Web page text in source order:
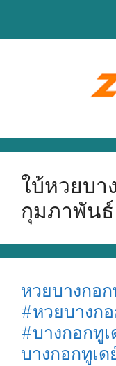
ใบ้หวยบา
กุมภาพัน
หวยบางกอ
#หวยบางก
#บางกอกทู
บางกอกทูเด